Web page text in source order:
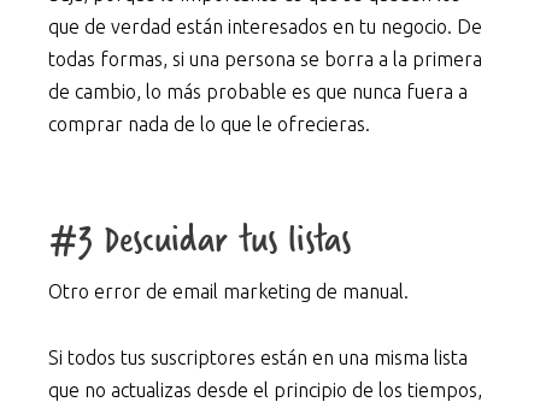
que de verdad están interesados en tu negocio. De
todas formas, si una persona se borra a la primera
de cambio, lo más probable es que nunca fuera a
comprar nada de lo que le ofrecieras.
#3 Descuidar tus listas
Otro error de email marketing de manual.
Si todos tus suscriptores están en una misma lista
que no actualizas desde el principio de los tiempos,